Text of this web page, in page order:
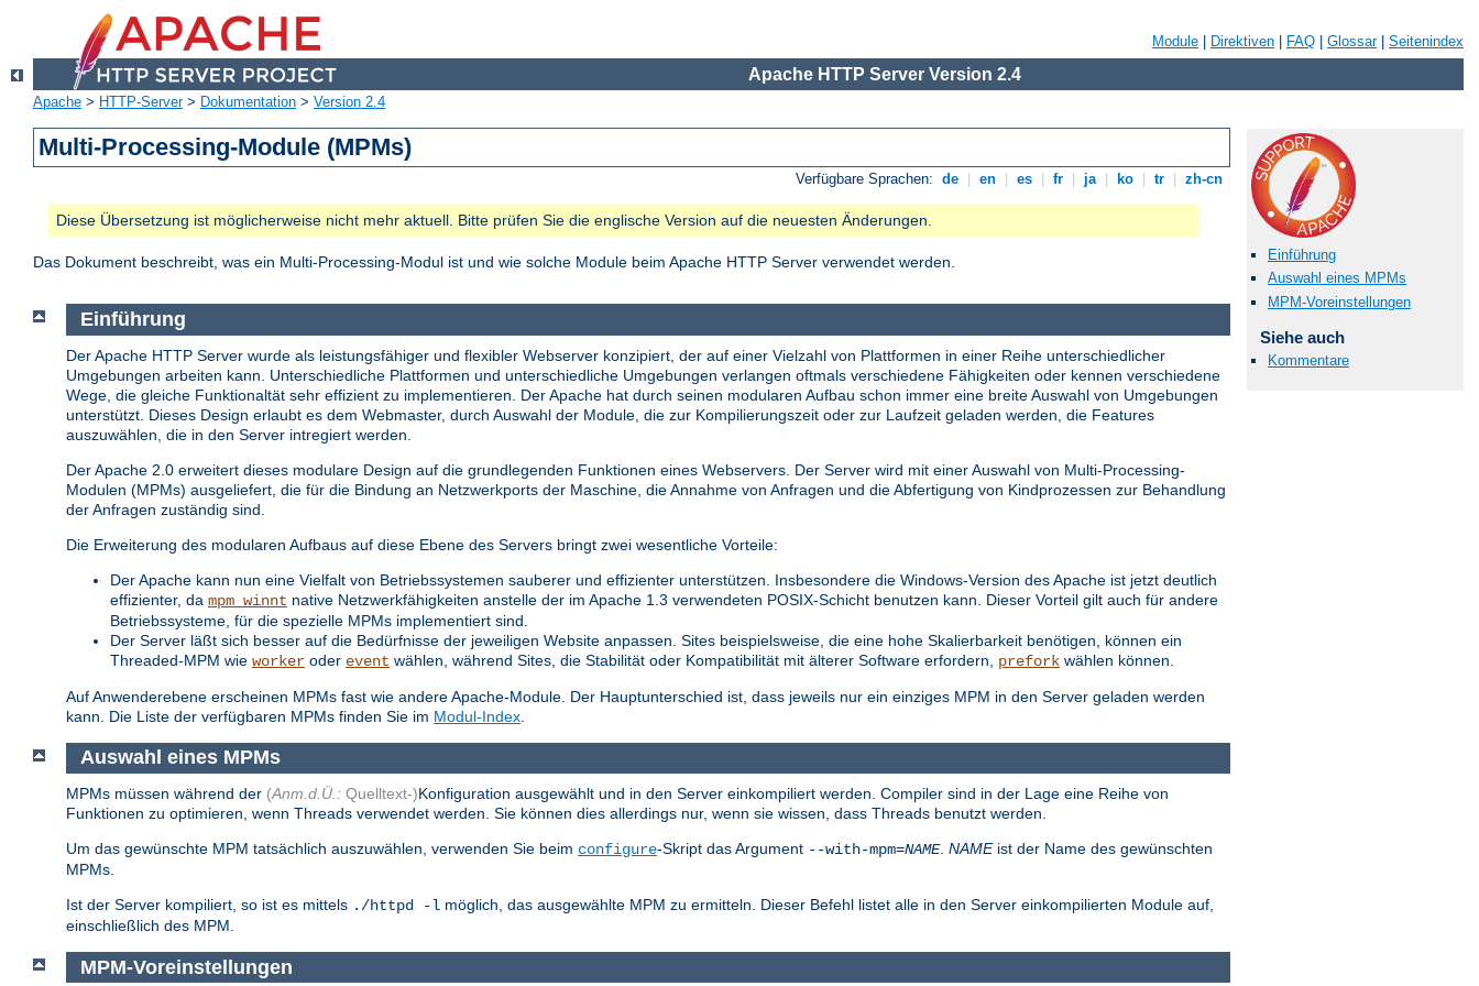
Module Direktiven FAQ Glossar| Seitenindex
Apache HTTP Server Version 2.4
Apache > HTTP-Server> Dokumentation > Version 2.4
Multi-Processing-Module (MPMs)
Verfügbare Sprachen: de en es fr ja ko tr zh-cn
Diese Übersetzung ist möglicherweise nicht mehr aktuell. Bitte prüfen Sie die englische Version auf die neuesten Änderungen.
Das Dokument beschreibt, was ein Multi-Processing-Modul ist und wie solche Module beim Apache HTTP Server verwendet werden.
Einführung
Auswahl eines MPMs
MPM-Voreinstellungen
Siehe auch
Kommentare
Einführung
Der Apache HTTP Server wurde als leistungsfähiger und flexibler Webserver konzipiert, der auf einer Vielzahl von Plattformen in einer Reihe unterschiedlicher
Umgebungen arbeiten kann. Unterschiedliche Plattformen und unterschiedliche Umgebungen verlangen oftmals verschiedene Fähigkeiten oder kennen verschiedene
Wege, die gleiche Funktionaltät sehr effizient zu implementieren. Der Apache hat durch seinen modularen Aufbau schon immer eine breite Auswahl von Umgebungen
unterstützt. Dieses Design erlaubt es dem Webmaster, durch Auswahl der Module, die zur Kompilierungszeit oder zur Laufzeit geladen werden, die Features
auszuwählen, die in den Server intregiert werden.
Der Apache 2.0 erweitert dieses modulare Design auf die grundlegenden Funktionen eines Webservers. Der Server wird mit einer Auswahl von Multi-Processing-
Modulen (MPMs) ausgeliefert, die für die Bindung an Netzwerkports der Maschine, die Annahme von Anfragen und die Abfertigung von Kindprozessen zur Behandlung
der Anfragen zuständig sind.
Die Erweiterung des modularen Aufbaus auf diese Ebene des Servers bringt zwei wesentliche Vorteile:
Der Apache kann nun eine Vielfalt von Betriebssystemen sauberer und effizienter unterstützen. Insbesondere die Windows-Version des Apache ist jetzt deutlich
effizienter, da mpm_winnt native Netzwerkfähigkeiten anstelle der im Apache 1.3 verwendeten POSIX-Schicht benutzen kann. Dieser Vorteil gilt auch für andere
Betriebssysteme, für die spezielle MPMs implementiert sind.
Der Server läßt sich besser auf die Bedürfnisse der jeweiligen Website anpassen. Sites beispielsweise, die eine hohe Skalierbarkeit benötigen, können ein
Threaded-MPM wie worker oder event wählen, während Sites, die Stabilität oder Kompatibilität mit älterer Software erfordern, prefork wählen können.
Auf Anwenderebene erscheinen MPMs fast wie andere Apache-Module. Der Hauptunterschied ist, dass jeweils nur ein einziges MPM in den Server geladen werden
kann. Die Liste der verfügbaren MPMs finden Sie im Modul-Index
Auswahl eines MPMs
MPMs müssen während der (Anm.d.Ü.: Quelltext-)Konfiguration ausgewählt und in den Server einkompiliert werden. Compiler sind in der Lage eine Reihe von
Funktionen zu optimieren, wenn Threads verwendet werden. Sie können dies allerdings nur, wenn sie wissen, dass Threads benutzt werden.
Um das gewünschte MPM tatsächlich auszuwählen, verwenden Sie beim configure-Skript das Argument --with-mpm=NAME. NAMEist der Name des gewünschten
MPMs.
Ist der Server kompiliert, so ist es mittels ./httpd -l möglich, das ausgewählte MPM zu ermitteln. Dieser Befehl listet alle in den Server einkompilierten Module auf,
einschließlich des MPM.
MPM-Voreinstellungen